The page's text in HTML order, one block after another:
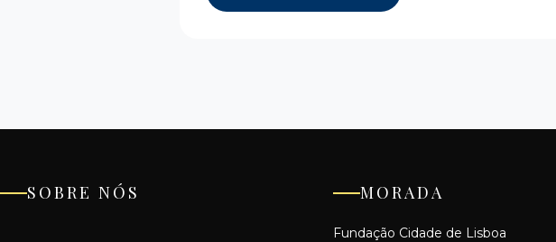
SOBRE NÓS MORADA
Fundação Cidade de Lisboa